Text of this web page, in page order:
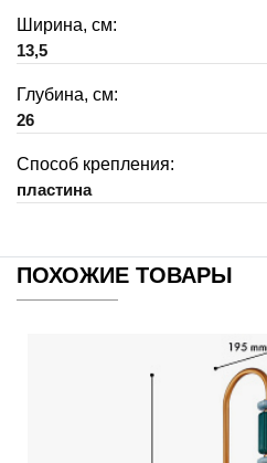
Ширина, см:
13,5
Глубина, см:
26
Способ крепления:
пластина
ПОХОЖИЕ ТОВАРЫ